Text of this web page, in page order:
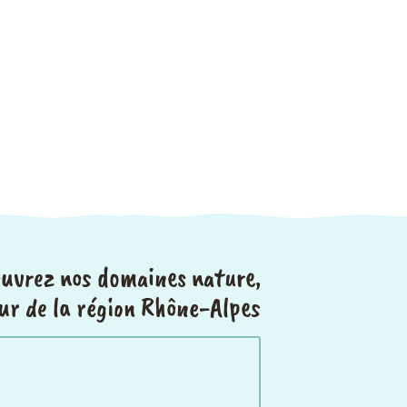
nos domaines nature,
de la région Rhône-Alpes